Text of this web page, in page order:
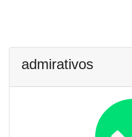
admirativos